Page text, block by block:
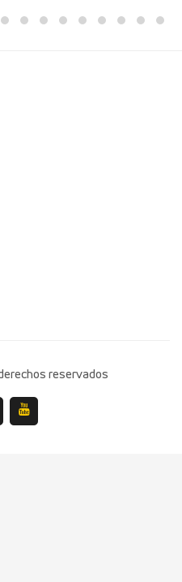
reservados